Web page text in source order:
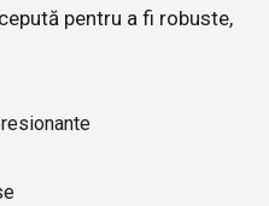
pentru a fi robuste,